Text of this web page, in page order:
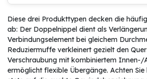
Diese drei Produkttypen decken die
ab: Der Doppelnippel dient als
Verbindungselement bei gleichem
Reduziermuffe verkleinert gezielt den
Verschraubung mit kombiniertem Innen-/
ermöglicht flexible Übergänge. Achten Sie